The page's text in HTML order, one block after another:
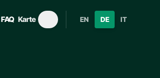
FAQ Karte EN DE IT